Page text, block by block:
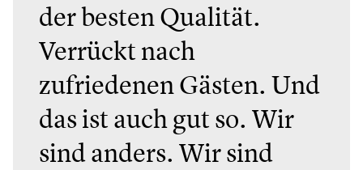
der besten Qualität.
Verrückt nach
zufriedenen Gästen. Und
das ist auch gut so. Wir
sind anders. Wir sind